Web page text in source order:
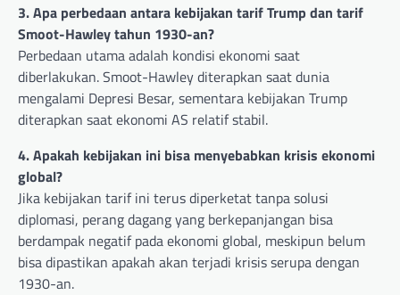
3. Apa perbedaan antara kebijakan tarif Trump dan tarif
Smoot-Hawley tahun 1930-an?
Perbedaan utama adalah kondisi ekonomi saat
diberlakukan. Smoot-Hawley diterapkan saat dunia
mengalami Depresi Besar, sementara kebijakan Trump
diterapkan saat ekonomi AS relatif stabil.
4. Apakah kebijakan ini bisa menyebabkan krisis ekonomi
global?
Jika kebijakan tarif ini terus diperketat tanpa solusi
diplomasi, perang dagang yang berkepanjangan bisa
berdampak negatif pada ekonomi global, meskipun belum
bisa dipastikan apakah akan terjadi krisis serupa dengan
1930-an.